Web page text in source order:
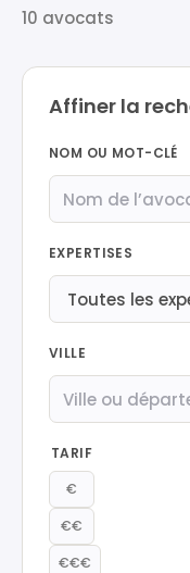
10 avocats
Affiner la
NOM OU MOT-CLÉ
EXPERTISES
VILLE
TARIF
€
€€
€€€